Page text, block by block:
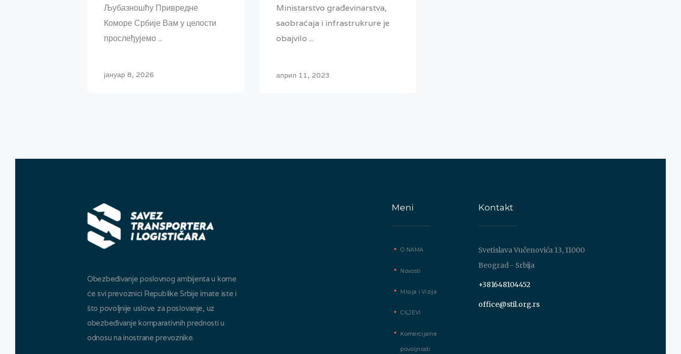
Љубазношћу Привредне
Коморе Србије Вам у целости
прослеђујемо ...
јануар 8, 2026
Ministarstvo građevinarstva,
saobraćaja i infrastrukrure je
obajvilo ...
април 11, 2023
Obezbeđivanje poslovnog ambijenta u kome
će svi prevoznici Republike Srbije imate iste i
što povoljnije uslove za poslovanje, uz
obezbeđivanje komparativnih prednosti u
odnosu na inostrane prevoznike.
Meni
O NAMA
Novosti
Misija i Vizija
CILJEVI
Komercijalne
povoljnosti
Kontakt
Svetislava Vučenovića 13, 11000
Beograd - Srbija
+381648104452
office@stil.org.rs